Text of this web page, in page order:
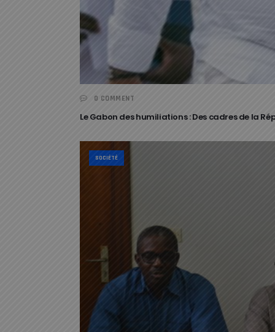
0 COMMENT
Le Gabon des humiliations : Des cadres de la
SOCIÉTÉ